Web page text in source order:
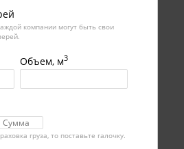
компании могут быть свои
Объем, м3
груза, то поставьте галочку.